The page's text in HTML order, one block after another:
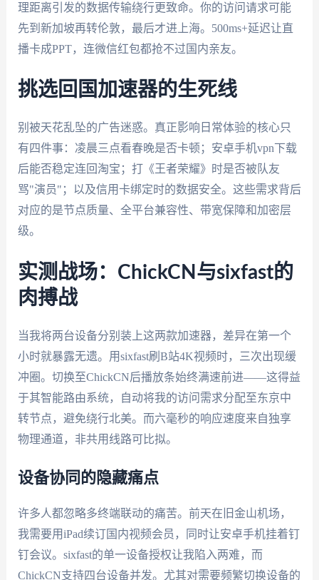
理距离引发的数据传输绕行更致命。你的访问请求可能
先到新加坡再转伦敦，最后才进上海。500ms+延迟让直
播卡成PPT，连微信红包都抢不过国内亲友。
挑选回国加速器的生死线
别被天花乱坠的广告迷惑。真正影响日常体验的核心只
有四件事：凌晨三点看春晚是否卡顿；安卓手机vpn下载
后能否稳定连回淘宝；打《王者荣耀》时是否被队友
骂"演员"；以及信用卡绑定时的数据安全。这些需求背后
对应的是节点质量、全平台兼容性、带宽保障和加密层
级。
实测战场：ChickCN与sixfast的
肉搏战
当我将两台设备分别装上这两款加速器，差异在第一个
小时就暴露无遗。用sixfast刷B站4K视频时，三次出现缓
冲圈。切换至ChickCN后播放条始终满速前进——这得益
于其智能路由系统，自动将我的访问需求分配至东京中
转节点，避免绕行北美。而六毫秒的响应速度来自独享
物理通道，非共用线路可比拟。
设备协同的隐藏痛点
许多人都忽略多终端联动的痛苦。前天在旧金山机场，
我需要用iPad续订国内视频会员，同时让安卓手机挂着钉
钉会议。sixfast的单一设备授权让我陷入两难，而
ChickCN支持四台设备并发。尤其对需要频繁切换设备的